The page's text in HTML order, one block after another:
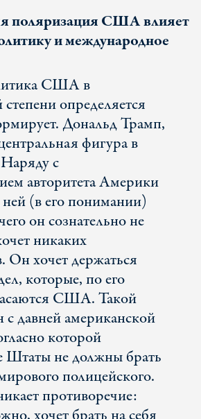
поляризация США влияет
и международное
США в
определяется
Дональд Трамп,
фигура в
с
авторитета Америки
(в его понимании)
он сознательно не
никаких
Он хочет держаться
которые, по его
США. Такой
с давней американской
которой
Штаты не должны брать
полицейского.
противоречие: